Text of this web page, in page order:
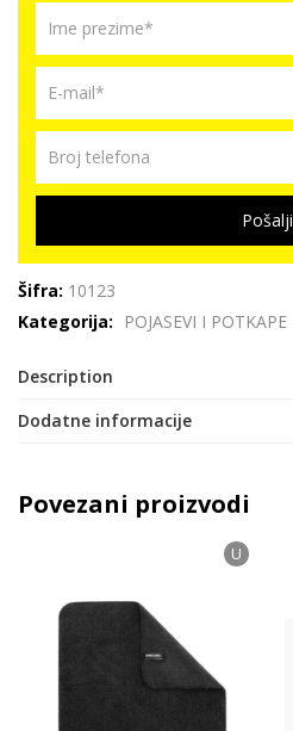
Pošalji
Šifra: 10123
Kategorija:
POJASEVI I POTKAPE
Description
Dodatne informacije
Povezani proizvodi
U